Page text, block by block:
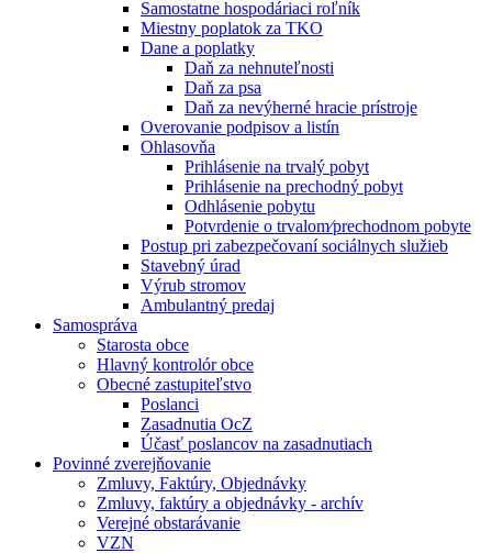
Samostatne hospodáriaci roľník
Miestny poplatok za TKO
Dane a poplatky
Daň za nehnuteľnosti
Daň za psa
Daň za nevýherné hracie prístroje
Overovanie podpisov a listín
Ohlasovňa
Prihlásenie na trvalý pobyt
Prihlásenie na prechodný pobyt
Odhlásenie pobytu
Potvrdenie o trvalom⁄prechodnom pobyte
Postup pri zabezpečovaní sociálnych služieb
Stavebný úrad
Výrub stromov
Ambulantný predaj
Samospráva
Starosta obce
Hlavný kontrolór obce
Obecné zastupiteľstvo
Poslanci
Zasadnutia OcZ
Účasť poslancov na zasadnutiach
Povinné zverejňovanie
Zmluvy, Faktúry, Objednávky
Zmluvy, faktúry a objednávky - archív
Verejné obstarávanie
VZN